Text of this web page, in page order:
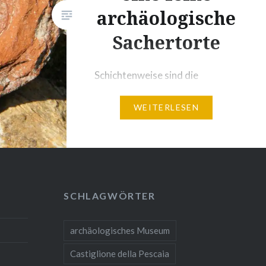
archäologische
Sachertorte
Schichtenweise sind die
Ausgrabungen von Roselle
Roselle wieder in den
und Leben erwecken. Roselle ist
WEITERLESEN
SCHLAGWÖRTER
archäologisches Museum
Castiglione della Pescaia